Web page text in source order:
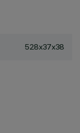
528x37x38